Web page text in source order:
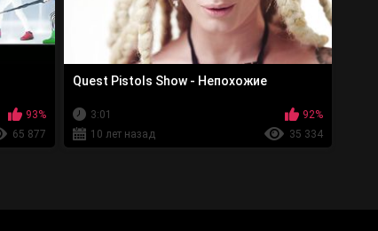
93%
65 877
Quest Pistols Show - Непохожие
3:01
92%
10 лет назад
35 334